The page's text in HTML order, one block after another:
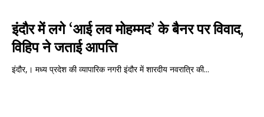
इंदौर में लगे ‘आई लव मोहम्मद’ के बैनर पर विवाद,
विहिप ने जताई आपत्ति
इंदौर,। मध्य प्रदेश की व्यापारिक नगरी इंदौर में शारदीय नवरात्रि की...